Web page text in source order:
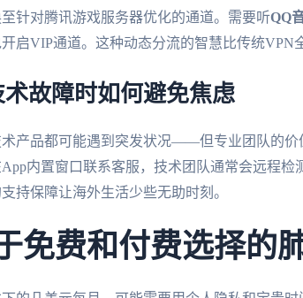
针对腾讯游戏服务器优化的通道。需要听QQ
启VIP通道。这种动态分流的智慧比传统VPN
术故障时如何避免焦虑
产品都可能遇到突发状况——但专业团队的价
内置窗口联系客服，技术团队通常会远程
持保障让海外生活少些无助时刻。
免费和付费选择的